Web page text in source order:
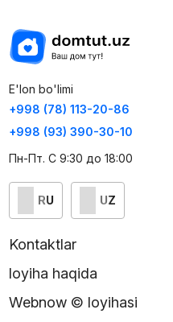
E'lon bo'limi
+998 (78) 113-20-86
+998 (93) 390-30-10
Пн-Пт. С 9:30 до 18:00
RU UZ
Kontaktlar
loyiha haqida
Webnow © loyihasi